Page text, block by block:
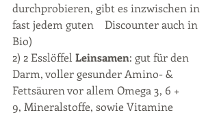
durchprobieren, gibt es inzwischen in
fast jedem guten    Discounter auch in
Bio)
2) 2 Esslöffel Leinsamen: gut für den
Darm, voller gesunder Amino- &
Fettsäuren vor allem Omega 3, 6 +
9, Mineralstoffe, sowie Vitamine